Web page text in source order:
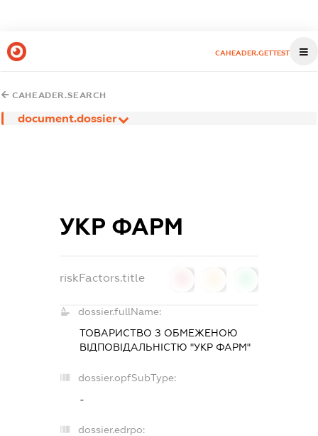
CAHEADER.GETTEST
CAHEADER.SEARCH
document.dossier
УКР ФАРМ
riskFactors.title
dossier.fullName:
ТОВАРИСТВО З ОБМЕЖЕНОЮ
ВІДПОВІДАЛЬНІСТЮ "УКР ФАРМ"
dossier.opfSubType:
-
dossier.edrpo: